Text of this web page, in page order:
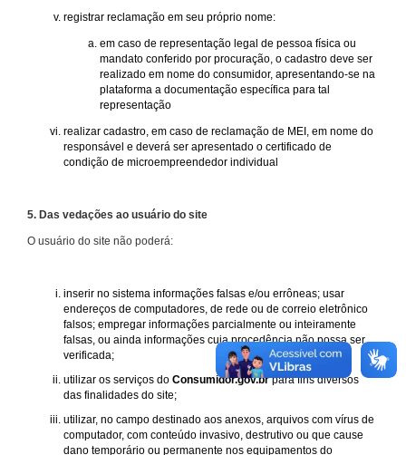
registrar reclamação em seu próprio nome:
em caso de representação legal de pessoa física ou
mandato conferido por procuração, o cadastro deve ser
realizado em nome do consumidor, apresentando-se na
plataforma a documentação específica para tal
representação
realizar cadastro, em caso de reclamação de MEI, em nome do
responsável e deverá ser apresentado o certificado de
condição de microempreendedor individual
5. Das vedações ao usuário do site
O usuário do site não poderá:
inserir no sistema informações falsas e/ou errôneas; usar
endereços de computadores, de rede ou de correio eletrônico
falsos; empregar informações parcialmente ou inteiramente
falsas, ou ainda informações cuja procedência não possa ser
verificada;
utilizar os serviços do Consumidor.gov.brpara fins diversos
das finalidades do site;
utilizar, no campo destinado aos anexos, arquivos com vírus de
computador, com conteúdo invasivo, destrutivo ou que cause
dano temporário ou permanente nos equipamentos do